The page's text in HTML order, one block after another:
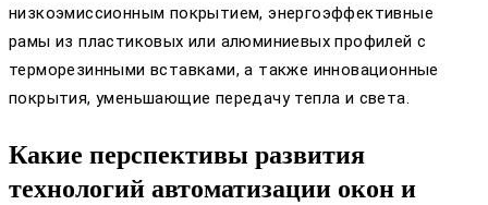
низкоэмиссионным покрытием, энергоэффективные
рамы из пластиковых или алюминиевых профилей с
терморезинными вставками, а также инновационные
покрытия, уменьшающие передачу тепла и света.
Какие перспективы развития
технологий автоматизации окон и